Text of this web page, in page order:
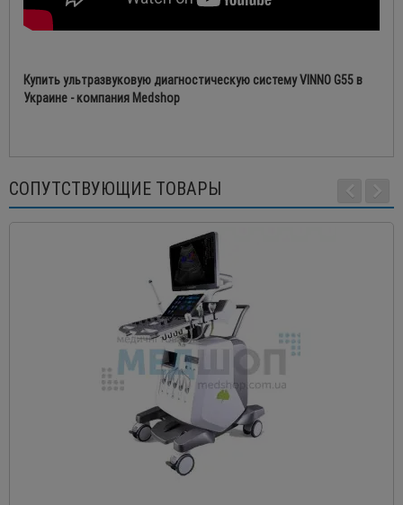
Купить ультразвуковую диагностическую систему VINNO G55 в
Украине - компания Medshop
СОПУТСТВУЮЩИЕ ТОВАРЫ